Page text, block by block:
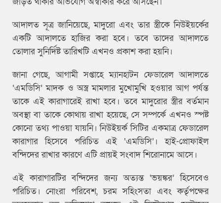
আদালত সূত্র জানিয়েছে, মাদুরো এবং তার স্ত্রীকে নিউইয়র্কের
একটি আদালতে হাজির করা হবে। তবে তাদের আদালতে
তোলার সুনির্দিষ্ট তারিখটি এখনও প্রকাশ করা হয়নি।
জানা গেছে, আগামী সপ্তাহে ম্যানহাটন ফেডারেল আদালতে
‘এমডিসি’ মাদক ও অস্ত্র মামলার মুখোমুখি হওয়ার আগ পর্যন্ত
তাকে এই কারাগারেই রাখা হবে। তবে মাদুরোর স্ত্রীর বর্তমান
অবস্থা বা তাকে কোথায় রাখা হয়েছে, সে সম্পর্কে এখনও স্পষ্ট
কোনো তথ্য পাওয়া যায়নি। নিউইয়র্ক সিটির একমাত্র ফেডারেল
কারাগার হিসেবে পরিচিত এই ‘এমডিসি’। হাই-প্রোফাইল
বন্দিদের রাখার কারণে এটি প্রায়ই সংবাদ শিরোনামে আসে।
এই কারাগারটির বন্দিদের জন্য অত্যন্ত ‘ভয়ঙ্কর’ হিসেবেও
পরিচিত। নোংরা পরিবেশ, চরম সহিংসতা এবং কর্তৃপক্ষের